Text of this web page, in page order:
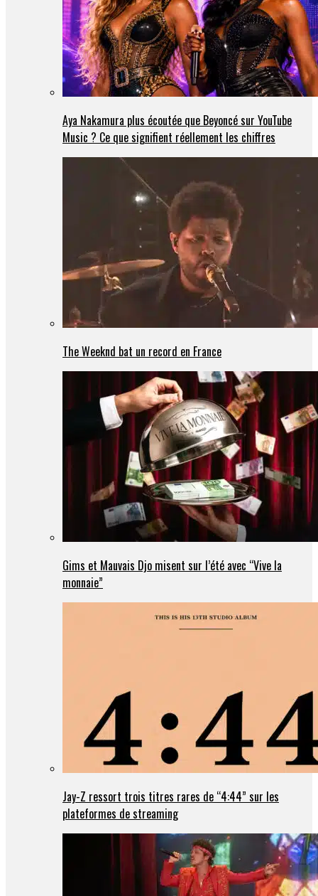
Aya Nakamura plus écoutée que Beyoncé sur YouTube
Music ? Ce que signifient réellement les chiffres
The Weeknd bat un record en France
Gims et Mauvais Djo misent sur l’été avec “Vive la
monnaie”
Jay-Z ressort trois titres rares de “4:44” sur les
plateformes de streaming